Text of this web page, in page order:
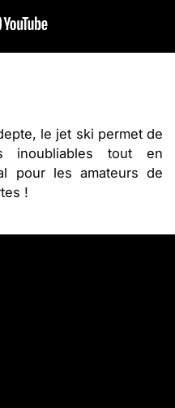
le jet ski permet de
inoubliables tout en
pour les amateurs de
!